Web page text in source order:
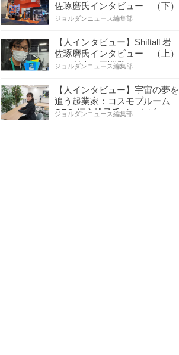
佐琢磨氏インタビュー （下）
CESへのこだわり VR…
ジョルダンニュース編集部
【人インタビュー】Shiftall 岩
佐琢磨氏インタビュー （上）
ハードウェア開発へ…
ジョルダンニュース編集部
【人インタビュー】宇宙の夢を
追う起業家：コスモブルーム
CEO 福永桃子氏インタビ…
ジョルダンニュース編集部